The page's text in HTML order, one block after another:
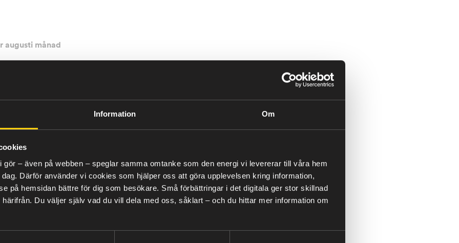
Information Om
– även på webben – speglar samma omtanke som den energi vi levererar till våra hem
Därför använder vi cookies som hjälper oss att göra upplevelsen kring information,
på hemsidan bättre för dig som besökare. Små förbättringar i det digitala ger stor skillnad
Du väljer själv vad du vill dela med oss, såklart – och du hittar mer information om
augusti månad
de lägsta elpriserna på två år för södra Sverige fortsatte
nivåer, dock med stor prisvariation över månaden.
tillkom i samband med ovädret Hans som orsakade
på vissa ställen.
månad, men det innebar ljusglimtar kopplade till elmarknaden. Stormen Hans
välfyllda vattenkraftmagasin och därmed gott handlingsutrymme för höst
vattenkraften är en oerhört viktig faktor när det kommer till att balansera
kan det komma att bli en nyckel till att undvika kraftiga spikar i elpriset under